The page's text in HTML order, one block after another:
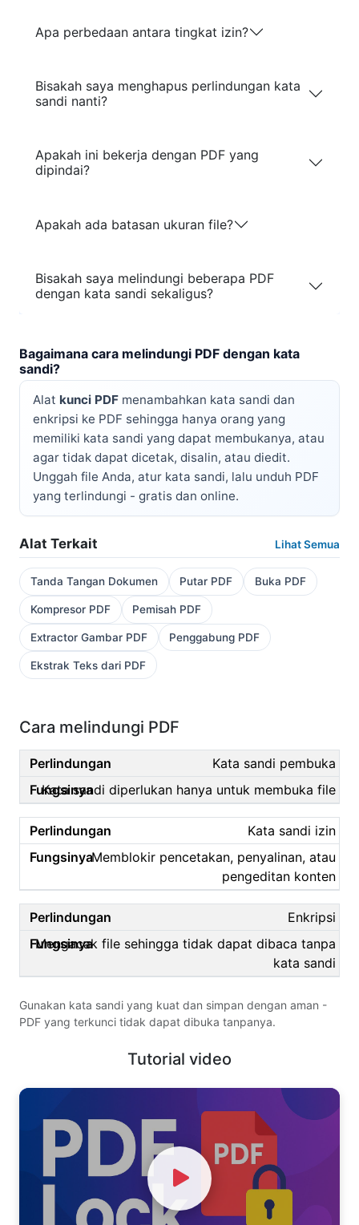
Apa perbedaan antara tingkat izin?
Bisakah saya menghapus perlindungan kata
sandi nanti?
Apakah ini bekerja dengan PDF yang
dipindai?
Apakah ada batasan ukuran file?
Bisakah saya melindungi beberapa PDF
dengan kata sandi sekaligus?
Bagaimana cara melindungi PDF dengan kata
sandi?
Alat kunci PDF menambahkan kata sandi dan
enkripsi ke PDF sehingga hanya orang yang
memiliki kata sandi yang dapat membukanya, atau
agar tidak dapat dicetak, disalin, atau diedit.
Unggah file Anda, atur kata sandi, lalu unduh PDF
yang terlindungi - gratis dan online.
Alat Terkait Lihat Semua
Tanda Tangan Dokumen Putar PDF Buka PDF
Kompresor PDF Pemisah PDF
Extractor Gambar PDF Penggabung PDF
Ekstrak Teks dari PDF
Cara melindungi PDF
Kata sandi pembuka
Kata sandi diperlukan hanya untuk membuka file
Kata sandi izin
Memblokir pencetakan, penyalinan, atau
pengeditan konten
Enkripsi
Mengacak file sehingga tidak dapat dibaca tanpa
kata sandi
Gunakan kata sandi yang kuat dan simpan dengan aman -
PDF yang terkunci tidak dapat dibuka tanpanya.
Tutorial video
Watch Video